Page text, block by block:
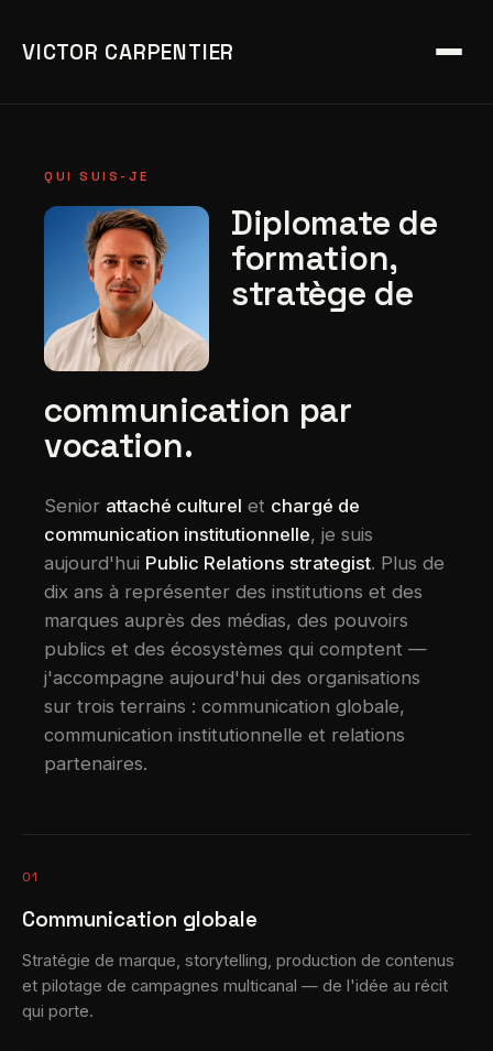
VICTOR CARPENTIER
QUI SUIS-JE
Diplomate de
formation,
stratège de
communication par
vocation.
Senior attaché culturel et chargé de
communication institutionnelle, je suis
aujourd'hui Public Relations strategist. Plus de
dix ans à représenter des institutions et des
marques auprès des médias, des pouvoirs
publics et des écosystèmes qui comptent —
j'accompagne aujourd'hui des organisations
sur trois terrains : communication globale,
communication institutionnelle et relations
partenaires.
01
Communication globale
Stratégie de marque, storytelling, production de contenus
et pilotage de campagnes multicanal — de l'idée au récit
qui porte.